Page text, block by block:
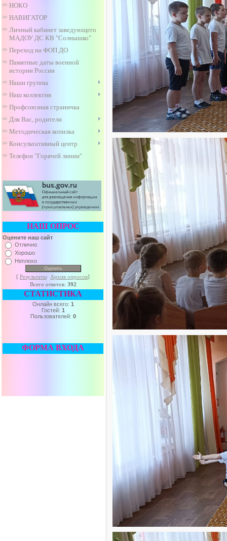
НОКО
НАВИГАТОР
Личный кабинет заведующего
МАДОУ ДС КВ "Солнышко"
Переход на ФОП ДО
Памятные даты военной
истории России
Наши группы
Наш коллектив
Профсоюзная страничка
Для Вас, родители
Методическая копилка
Консультативный центр
Телефон "Горячей линии"
НАШ ОПРОС
Оцените наш сайт
Отлично
Хорошо
Неплохо
[ Результаты· Архив опросов]
Всего ответов: 392
СТАТИСТИКА
Онлайн всего: 1
Гостей: 1
Пользователей: 0
ФОРМА ВХОДА